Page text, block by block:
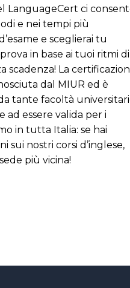
LanguageCert ci
e nei tempi più
e sceglierai tu
in base ai tuoi ritmi di
scadenza! La
dal MIUR ed è
tante facoltà
ad essere valida per i
in tutta Italia: se hai
sui nostri corsi d’inglese,
più vicina!